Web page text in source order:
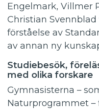
Engelmark, Villmer
Christian
förståelse av
av annan ny
Studiebesök,
med olika forskare
Gymnasisterna –
Naturprogrammet –